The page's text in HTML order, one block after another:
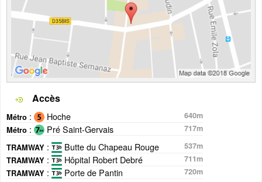
Accès
Métro : Hoche
640m
Métro : Pré Saint-Gervais
717m
TRAMWAY : Butte du Chapeau Rouge
537m
TRAMWAY : Hôpital Robert Debré
711m
TRAMWAY : Porte de Pantin 720m